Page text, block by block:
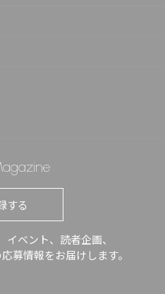
する
ベント、読者企画、
募情報をお届けします。